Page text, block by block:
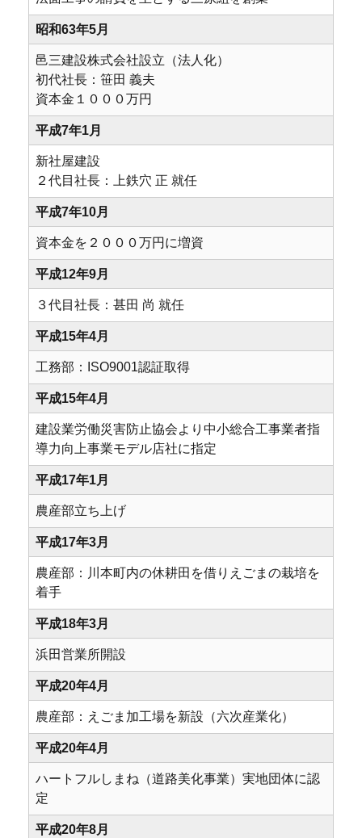
昭和63年5月
邑三建設株式会社設立（法人化）
初代社長：笹田 義夫
資本金１０００万円
平成7年1月
新社屋建設
２代目社長：上鉄穴 正 就任
平成7年10月
資本金を２０００万円に増資
平成12年9月
３代目社長：甚田 尚 就任
平成15年4月
工務部：ISO9001認証取得
平成15年4月
建設業労働災害防止協会より中小総合工事業者指
導力向上事業モデル店社に指定
平成17年1月
農産部立ち上げ
平成17年3月
農産部：川本町内の休耕田を借りえごまの栽培を
着手
平成18年3月
浜田営業所開設
平成20年4月
農産部：えごま加工場を新設（六次産業化）
平成20年4月
ハートフルしまね（道路美化事業）実地団体に認
定
平成20年8月